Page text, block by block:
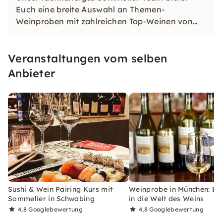
Euch eine breite Auswahl an Themen-
Weinproben mit zahlreichen Top-Weinen von
Veranstaltungen vom selben
Anbieter
Sushi & Wein Pairing Kurs mit
Sommelier in Schwabing
4,8Googlebewertung
Weinprobe in München:
in die Welt des Weins
4,8Googlebewertung